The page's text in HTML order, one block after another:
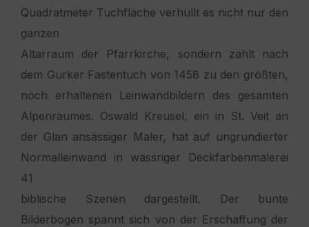
Quadratmeter Tuchfläche verhüllt es nicht nur den
ganzen
Altarraum der Pfarrkirche, sondern zählt nach
dem Gurker Fastentuch von 1458 zu den größten,
noch erhaltenen Leinwandbildern des gesamten
Alpenraumes. Oswald Kreusel, ein in St. Veit an
der Glan ansässiger Maler, hat auf ungrundierter
Normalleinwand in wässriger Deckfarbenmalerei
41
biblische Szenen dargestellt. Der bunte
Bilderbogen spannt sich von der Erschaffung der